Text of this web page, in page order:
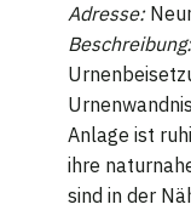
Adresse:
Beschreibung:
Anlage ist
ihre
sind in der